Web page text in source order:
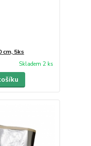
cm, 5ks
Skladem 2 ks